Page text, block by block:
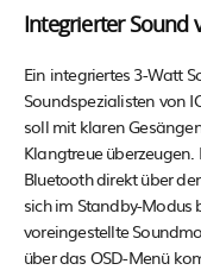
Integrierter Sound
Ein integriertes 3-Watt
Soundspezialisten von
soll mit klaren
Klangtreue
Bluetooth direkt über
sich im Standby-Modus
voreingestellte
über das OSD-Menü